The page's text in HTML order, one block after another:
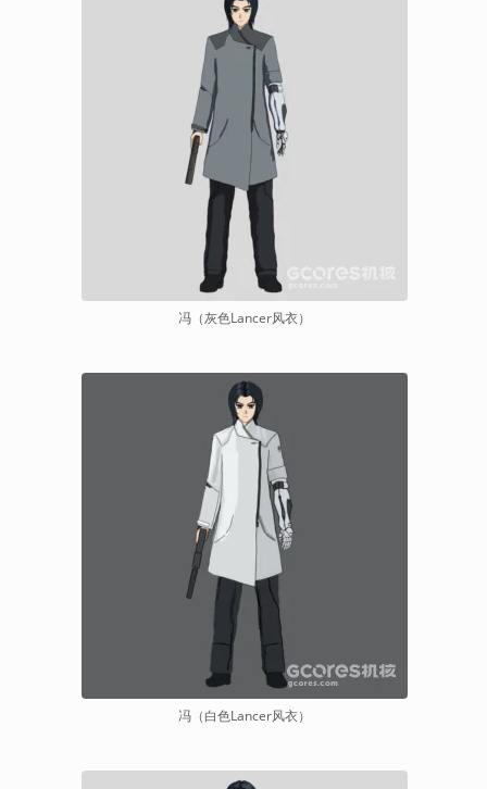
冯（灰色Lancer风衣）
冯（白色Lancer风衣）